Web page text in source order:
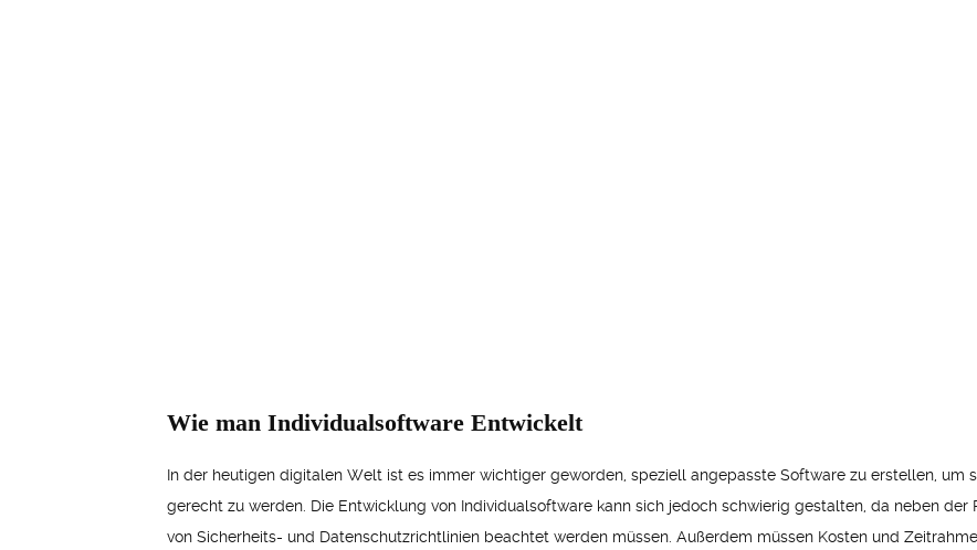
Wie man Individualsoftware Entwickelt
In der heutigen digitalen Welt ist es immer wichtiger geworden, speziell angepasste Software zu erstellen, um
gerecht zu werden. Die Entwicklung von Individualsoftware kann sich jedoch schwierig gestalten, da neben der
von Sicherheits- und Datenschutzrichtlinien beachtet werden müssen. Außerdem müssen Kosten und